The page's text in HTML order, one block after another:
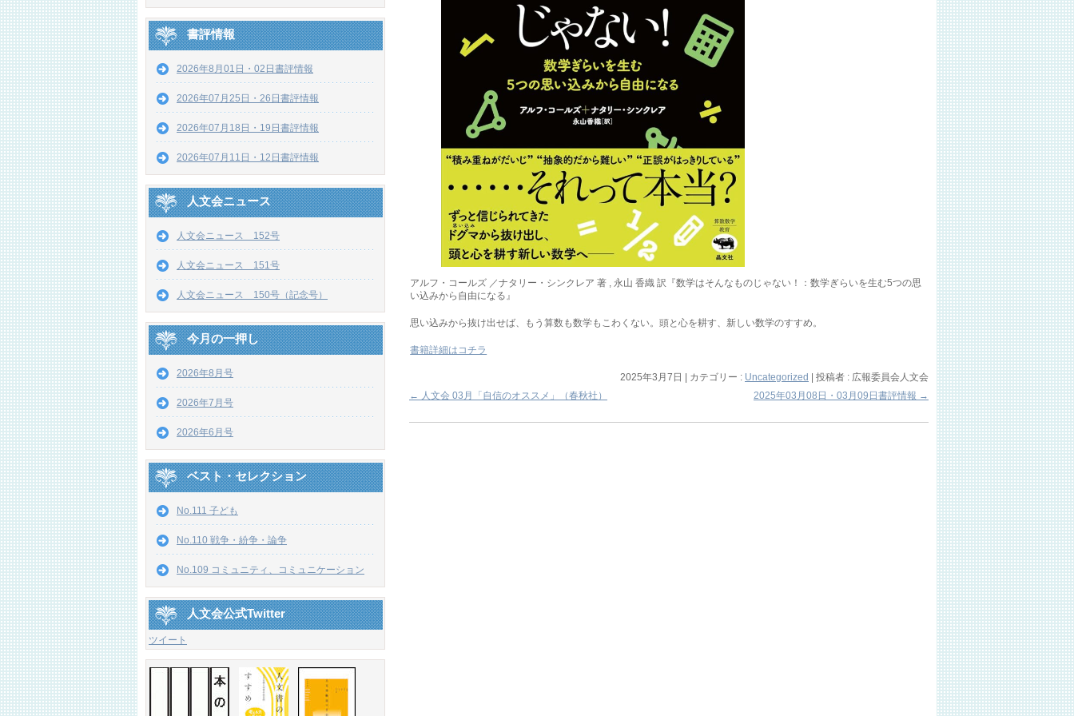
アルフ・コールズ ／ナタリー・シンクレア 著 , 永山 香織 訳『数学はそんなものじゃない！：数学ぎらいを生む5つの思
い込みから自由になる』
思い込みから抜け出せば、もう算数も数学もこわくない。頭と心を耕す、新しい数学のすすめ。
書籍詳細はコチラ
2025年3月7日 カテゴリー : Uncategorized
投稿者 : 広報委員会人文会
← 人文会 03月「自信のオススメ」（春秋社） 2025年03月08日・03月09日書評情報 →
書評情報
2026年8月01日・02日書評情報
2026年07月25日・26日書評情報
2026年07月18日・19日書評情報
2026年07月11日・12日書評情報
人文会ニュース
人文会ニュース 152号
人文会ニュース 151号
人文会ニュース 150号（記念号）
今月の一押し
2026年8月号
2026年7月号
2026年6月号
ベスト・セレクション
No.111 子ども
No.110 戦争・紛争・論争
No.109 コミュニティ、コミュニケーション
人文会公式Twitter
ツイート